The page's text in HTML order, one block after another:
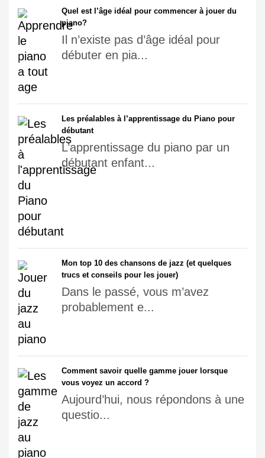
Quel est l’âge idéal pour commencer à jouer du
piano?
Il n’existe pas d’âge idéal pour
débuter en pia...
Les préalables à l’apprentissage du Piano pour
débutant
L’apprentissage du piano par un
débutant enfant...
Mon top 10 des chansons de jazz (et quelques
trucs et conseils pour les jouer)
Dans le passé, vous m’avez
probablement e...
Comment savoir quelle gamme jouer lorsque
vous voyez un accord ?
Aujourd’hui, nous répondons à une
questio...